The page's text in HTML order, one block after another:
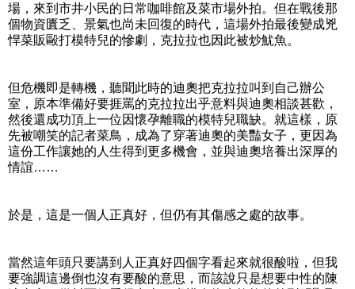
場，來到市井小民的日常咖啡館及菜市場外拍。但在戰後那
個物資匱乏、景氣也尚未回復的時代，這場外拍最後變成兇
悍菜販毆打模特兒的慘劇，克拉拉也因此被炒魷魚。
但危機即是轉機，聽聞此時的迪奧把克拉拉叫到自己辦公
室，原本準備好要捱罵的克拉拉出乎意料與迪奧相談甚歡，
然後還成功頂上一位因懷孕離職的模特兒職缺。就這樣，原
先被嘲笑的記者菜鳥，成為了穿著迪奧的美豔女子，更因為
這份工作讓她的人生得到更多機會，並與迪奧培養出深厚的
情誼……
於是，這是一個人正真好，但仍有其傷感之處的故事。
當然這年頭只要講到人正真好四個字看起來就很酸啦，但我
要強調這邊倒也沒有要酸的意思，而該說只是想要中性的陳